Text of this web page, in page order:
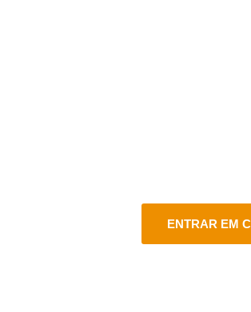
ENTRAR EM